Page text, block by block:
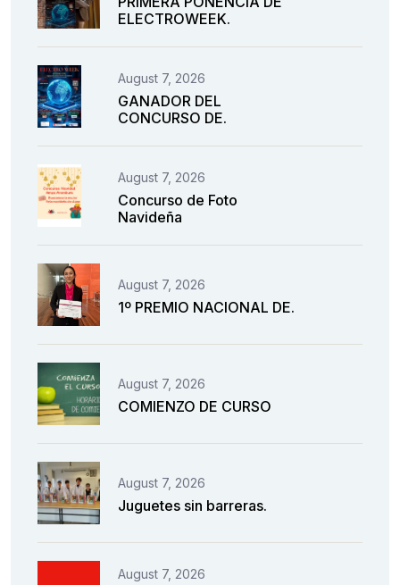
ELECTROWEEK.
August 7, 2026
GANADOR DEL
CONCURSO DE.
August 7, 2026
Concurso de Foto
Navideña
August 7, 2026
1º PREMIO NACIONAL DE.
August 7, 2026
COMIENZO DE CURSO
August 7, 2026
Juguetes sin barreras.
August 7, 2026